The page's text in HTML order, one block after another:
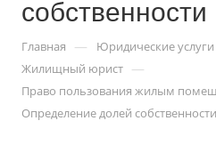
собственности
Главная — Юридические
Жилищный юрист —
Право пользования жилым
Определение долей собственности